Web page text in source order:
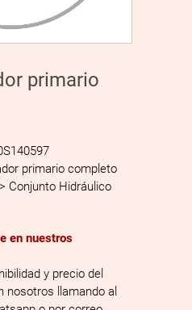
primario
primario completo
Conjunto Hidráulico
en nuestros
y precio del
nosotros llamando al